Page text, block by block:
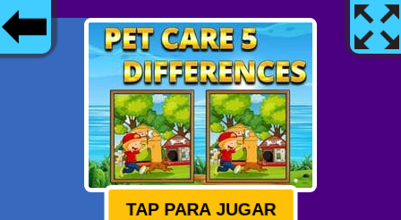
TAP PARA JUGAR